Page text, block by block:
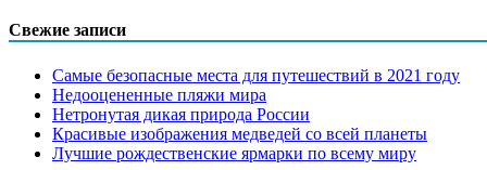
Свежие записи
Самые безопасные места для путешествий в 2021 году
Недооцененные пляжи мира
Нетронутая дикая природа России
Красивые изображения медведей со всей планеты
Лучшие рождественские ярмарки по всему миру